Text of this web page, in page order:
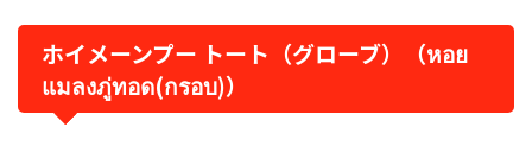
ホイメーンプー トート（グローブ）（หอย
แมลงภู่ทอด(กรอบ)）